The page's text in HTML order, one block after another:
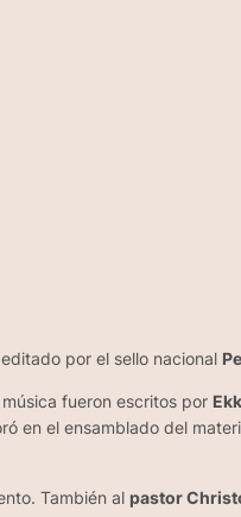
por el sello nacional
fueron escritos por
en el ensamblado del
También al pastor